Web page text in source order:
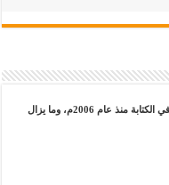
كاتب وصحافي سوري تورط في الكتابة منذ عام 2006م، وما يزال